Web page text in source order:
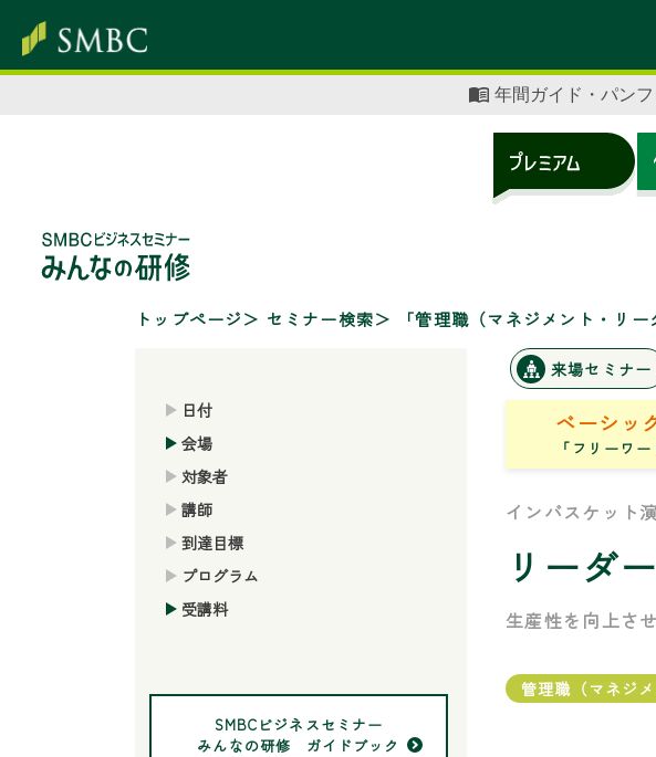
年間ガイド・パンフ
トップページ セミナー検索 「管理職（マネジメント・リ
日付
会場
対象者
講師
到達目標
プログラム
受講料
SMBCビジネスセミナー
みんなの研修 ガイドブック
来場セミナー
ベーシッ
「フリーワ
インバスケット
リーダ
生産性を向上さ
管理職（マネジ